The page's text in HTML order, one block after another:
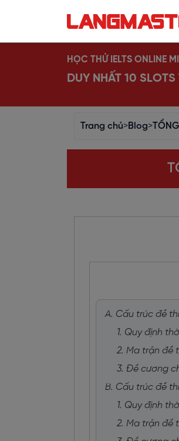
HỌC THỬ IELTS ONLINE
DUY NHẤT 10
Trang chủ>Blog>
A. Cấu trúc đề
1. Quy định
2. Ma trận đề
3. Đề cương
B. Cấu trúc đề
1. Quy định
2. Ma trận đề